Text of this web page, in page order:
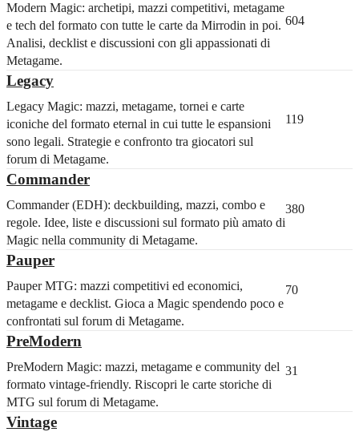
Modern Magic: archetipi, mazzi competitivi, metagame
e tech del formato con tutte le carte da Mirrodin in poi.
Analisi, decklist e discussioni con gli appassionati di
Metagame.
604
Legacy
Legacy Magic: mazzi, metagame, tornei e carte
iconiche del formato eternal in cui tutte le espansioni
sono legali. Strategie e confronto tra giocatori sul
forum di Metagame.
119
Commander
Commander (EDH): deckbuilding, mazzi, combo e
regole. Idee, liste e discussioni sul formato più amato di
Magic nella community di Metagame.
380
Pauper
Pauper MTG: mazzi competitivi ed economici,
metagame e decklist. Gioca a Magic spendendo poco e
confrontati sul forum di Metagame.
70
PreModern
PreModern Magic: mazzi, metagame e community del
formato vintage-friendly. Riscopri le carte storiche di
MTG sul forum di Metagame.
31
Vintage